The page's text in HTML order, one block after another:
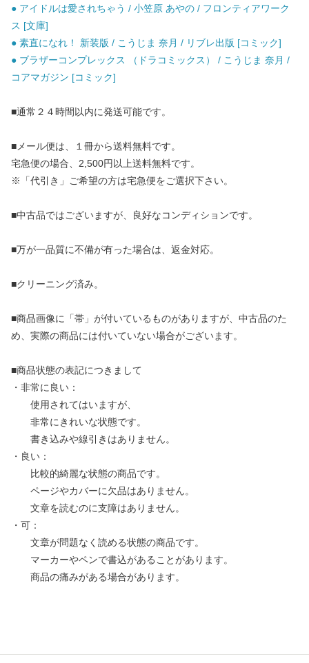
● アイドルは愛されちゃう / 小笠原 あやの / フロンティアワーク
ス [文庫]
● 素直になれ！ 新装版 / こうじま 奈月 / リブレ出版 [コミック]
● ブラザーコンプレックス （ドラコミックス） / こうじま 奈月 /
コアマガジン [コミック]
■通常２４時間以内に発送可能です。
■メール便は、１冊から送料無料です。
宅急便の場合、2,500円以上送料無料です。
※「代引き」ご希望の方は宅急便をご選択下さい。
■中古品ではございますが、良好なコンディションです。
■万が一品質に不備が有った場合は、返金対応。
■クリーニング済み。
■商品画像に「帯」が付いているものがありますが、中古品のた
め、実際の商品には付いていない場合がございます。
■商品状態の表記につきまして
・非常に良い：
使用されてはいますが、
非常にきれいな状態です。
書き込みや線引きはありません。
・良い：
比較的綺麗な状態の商品です。
ページやカバーに欠品はありません。
文章を読むのに支障はありません。
・可：
文章が問題なく読める状態の商品です。
マーカーやペンで書込があることがあります。
商品の痛みがある場合があります。